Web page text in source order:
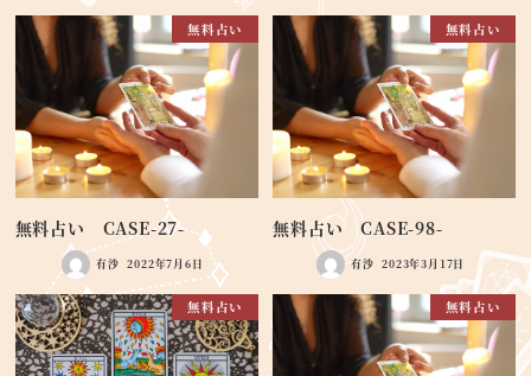
無料占い
無料占い CASE-27-
有沙 2022年7月6日
無料占い
無料占い CASE-98-
有沙 2023年3月17日
無料占い 無料占い